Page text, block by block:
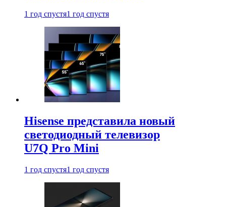
1 год спустя1 год спустя
Hisense представила новый
светодиодный телевизор
U7Q Pro Mini
1 год спустя1 год спустя